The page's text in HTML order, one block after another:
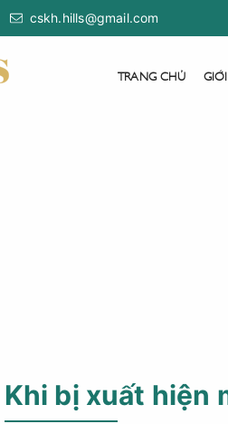
cskh.hills@gmail.com
TRANG CHỦ
Khi bị xuất hiện